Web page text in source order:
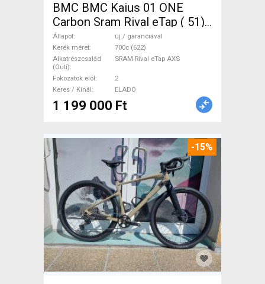
BMC BMC Kaius 01 ONE
Carbon Sram Rival eTap ( 51)
Gravel / CX SRAM Rival eTap
AXS tárcsafék új / garanciával
ELADÓ
Állapot
új / garanciával
Kerék méret
700c (622)
Alkatrészcsalád
(Outi)
SRAM Rival eTap AXS
Fokozatok elöl
2
Keres / Kínál
ELADÓ
1 199 000 Ft
-15%